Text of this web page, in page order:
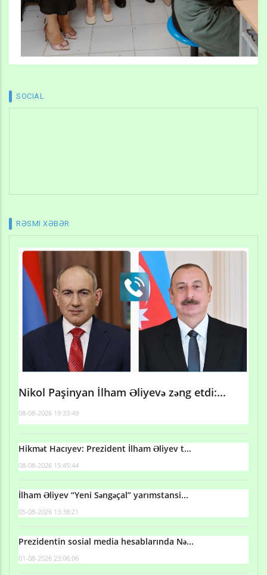
SOCIAL
RƏSMI XƏBƏR
Nikol Paşinyan İlham Əliyevə zəng etdi:...
08-08-2026 19:33:49
Hikmət Hacıyev: Prezident İlham Əliyev t...
08-08-2026 15:45:44
İlham Əliyev “Yeni Səngəçal” yarımstansi...
05-08-2026 13:38:21
Prezidentin sosial media hesablarında Nə...
01-08-2026 23:06:06